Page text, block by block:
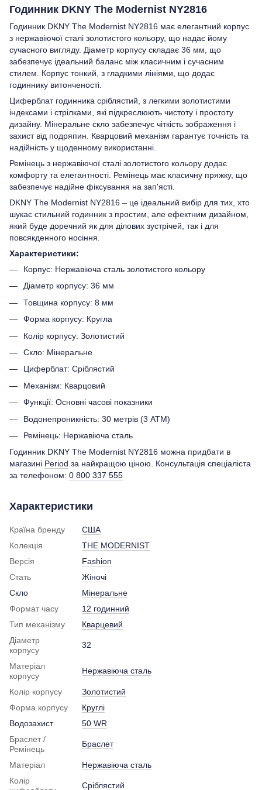
Годинник DKNY The Modernist NY2816
Годинник DKNY The Modernist NY2816 має елегантний корпус
з нержавіючої сталі золотистого кольору, що надає йому
сучасного вигляду. Діаметр корпусу складає 36 мм, що
забезпечує ідеальний баланс між класичним і сучасним
стилем. Корпус тонкий, з гладкими лініями, що додає
годиннику витонченості.
Циферблат годинника сріблястий, з легкими золотистими
індексами і стрілками, які підкреслюють чистоту і простоту
дизайну. Мінеральне скло забезпечує чіткість зображення і
захист від подряпин. Кварцовий механізм гарантує точність та
надійність у щоденному використанні.
Ремінець з нержавіючої сталі золотистого кольору додає
комфорту та елегантності. Ремінець має класичну пряжку, що
забезпечує надійне фіксування на зап'ясті.
DKNY The Modernist NY2816 – це ідеальний вибір для тих, хто
шукає стильний годинник з простим, але ефектним дизайном,
який буде доречний як для ділових зустрічей, так і для
повсякденного носіння.
Характеристики:
Корпус: Нержавіюча сталь золотистого кольору
Діаметр корпусу: 36 мм
Товщина корпусу: 8 мм
Форма корпусу: Кругла
Колір корпусу: Золотистий
Скло: Мінеральне
Циферблат: Сріблястий
Механізм: Кварцовий
Функції: Основні часові показники
Водонепроникність: 30 метрів (3 ATM)
Ремінець: Нержавіюча сталь
Годинник DKNY The Modernist NY2816 можна придбати в
магазині Period за найкращою ціною. Консультація спеціаліста
за телефоном: 0 800 337 555
Характеристики
Країна бренду
США
Колекція
THE MODERNIST
Версія
Fashion
Стать
Жіночі
Скло
Мінеральне
Формат часу
12 годинний
Тип механізму
Кварцевий
Діаметр
корпусу
32
Матеріал
корпусу
Нержавіюча сталь
Колір корпусу
Золотистий
Форма корпусу
Круглі
Водозахист
50 WR
Браслет /
Ремінець
Браслет
Матеріал
Нержавіюча сталь
Колір
Сріблястий